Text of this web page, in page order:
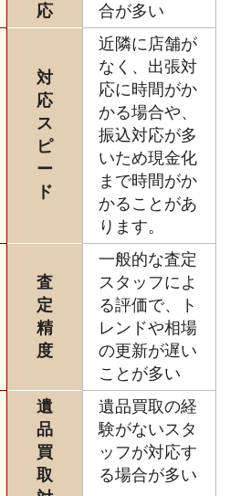
応
合が多い
対
応
ス
ピ
ー
ド
近隣に店舗が
なく、出張対
応に時間がか
かる場合や、
振込対応が多
いため現金化
まで時間がか
かることがあ
ります。
査
定
精
度
一般的な査定
スタッフによ
る評価で、ト
レンドや相場
の更新が遅い
ことが多い
遺
品
買
取
遺品買取の経
験がないスタ
ッフが対応す
る場合が多い